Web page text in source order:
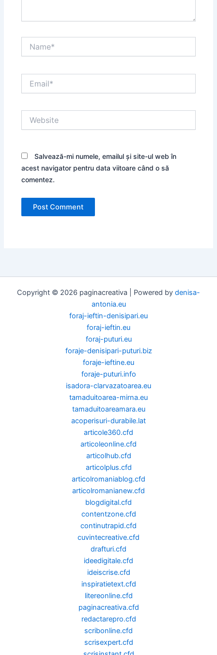
Salvează-mi numele, emailul și site-ul web în
acest navigator pentru data viitoare când o să
comentez.
Copyright © 2026 paginacreativa | Powered by denisa-
antonia.eu
foraj-ieftin-denisipari.eu
foraj-ieftin.eu
foraj-puturi.eu
foraje-denisipari-puturi.biz
foraje-ieftine.eu
foraje-puturi.info
isadora-clarvazatoarea.eu
tamaduitoarea-mirna.eu
tamaduitoareamara.eu
acoperisuri-durabile.lat
articole360.cfd
articoleonline.cfd
articolhub.cfd
articolplus.cfd
articolromaniablog.cfd
articolromanianew.cfd
blogdigital.cfd
contentzone.cfd
continutrapid.cfd
cuvintecreative.cfd
drafturi.cfd
ideedigitale.cfd
ideiscrise.cfd
inspiratietext.cfd
litereonline.cfd
paginacreativa.cfd
redactarepro.cfd
scribonline.cfd
scrisexpert.cfd